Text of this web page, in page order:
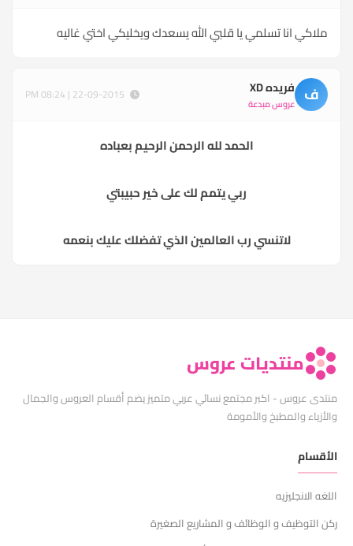
ملاكي انا تسلمي يا قلبي الله يسعدك ويخليكي اختي غاليه
ف فريده XD
عروس مبدعة
الحمد لله الرحمن الرحيم بعباده
ربي يتمم لك على خير حبيبتي
لاتنسي رب العالمين الذي تفضلك عليك بنعمه
منتديات عروس
منتدى عروس - اكبر مجتمع نسائي عربي متميز يضم أقسام العروس والجمال
والأزياء والمطبخ والأمومة
الأقسام
اللغه الانجليزيه
ركن التوظيف و الوظائف و المشاريع الصغيرة